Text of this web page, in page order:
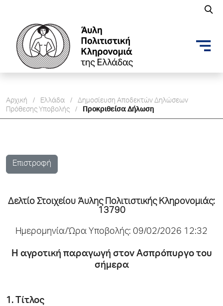
Αρχική / Ελλάδα /
Δημοσίευση Aποδεκτών Δηλώσεων
Πρόθεσης Υποβολής
/ Προκριθείσα Δήλωση
Επιστροφή
Δελτίo Στοιχείου Άυλης Πολιτιστικής Κληρονομιάς:
13790
Ημερομηνία/Ώρα Υποβολής: 09/02/2026 12:32
Η αγροτική παραγωγή στον Ασπρόπυργο του
σήμερα
1. Τίτλος